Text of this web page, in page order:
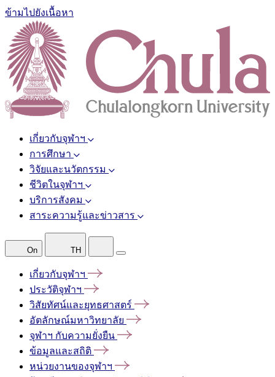
ข้ามไปยังเนื้อหา
เกี่ยวกับจุฬาฯ
การศึกษา
วิจัยและนวัตกรรม
ชีวิตในจุฬาฯ
บริการสังคม
สาระความรู้และข่าวสาร
On TH
เกี่ยวกับจุฬาฯ
ประวัติจุฬาฯ
วิสัยทัศน์และยุทธศาสตร์
อัตลักษณ์มหาวิทยาลัย
จุฬาฯ กับความยั่งยืน
ข้อมูลและสถิติ
หน่วยงานของจุฬาฯ